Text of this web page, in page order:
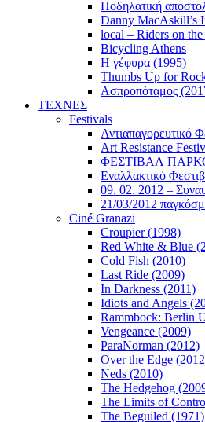
Ποδηλατική
Danny MacAskill’s
local – Riders on
Bicycling Athens
Η γέφυρα (1995)
Thumbs Up for
Ασπροπόταμος
ΤΕΧΝΕΣ
Festivals
Αντιαπαγορευτικό
Art Resistance
ΦΕΣΤΙΒΑΛ
Εναλλακτικό
09. 02. 2012 –
21/03/2012
Ciné Granazi
Croupier (1998)
Red White & Blue
Cold Fish (2010)
Last Ride (2009)
In Darkness (2011)
Idiots and Angels
Rammbock: Berlin
Vengeance (2009)
ParaNorman (2012)
Over the Edge
Neds (2010)
The Hedgehog
The Limits of
The Beguiled (1971)